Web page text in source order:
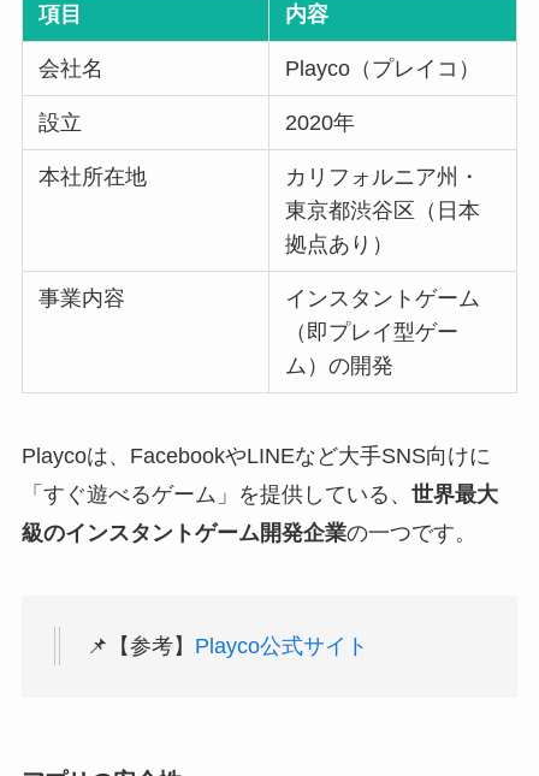
項目 内容
会社名 Playco（プレイコ）
設立 2020年
本社所在地
カリフォルニア州・
東京都渋谷区（日本
拠点あり）
事業内容
インスタントゲーム
（即プレイ型ゲー
ム）の開発
Playcoは、FacebookやLINEなど大手SNS向けに
「すぐ遊べるゲーム」を提供している、 世界最大
級のインスタントゲーム開発企業の一つです。
📌【参考】 Playco公式サイト